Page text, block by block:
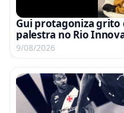
Gui protagoniza grito
palestra no Rio
vídeo
9/08/2026